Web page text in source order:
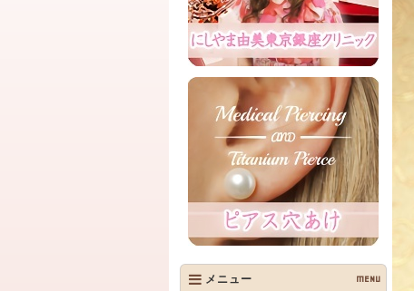
メニュー MENU